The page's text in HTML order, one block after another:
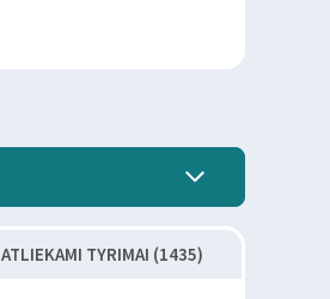
ATLIEKAMI TYRIMAI (1435)